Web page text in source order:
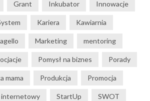
Grant Inkubator Innowacje
Kariera Kawiarnia
Marketing mentoring
Pomysł na biznes Porady
mama Produkcja Promocja
internetowy StartUp SWOT